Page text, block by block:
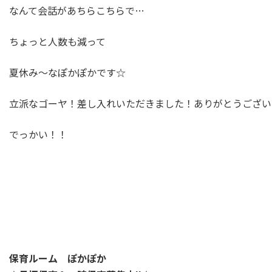
なんて会話があちらこちらで…
ちょっと人数も減って
夏休み～なぽかぽかです☆
立派なゴーヤ！差し入れいただきました！ありがとうござ
でっかい！！
保育ルーム ぽかぽか